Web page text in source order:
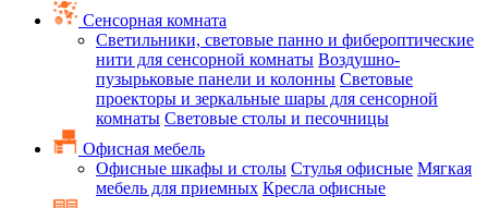
Сенсорная комната
Светильники, световые панно и фибероптические
нити для сенсорной комнаты Воздушно-
пузырьковые панели и колонны Световые
проекторы и зеркальные шары для сенсорной
комнаты Световые столы и песочницы
Офисная мебель
Офисные шкафы и столы Стулья офисные Мягкая
мебель для приемных Кресла офисные